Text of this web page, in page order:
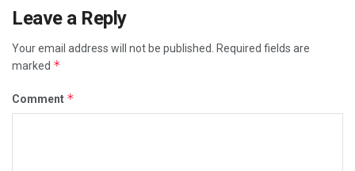
Leave a Reply
Your email address will not be published.
Required fields are
marked *
Comment *